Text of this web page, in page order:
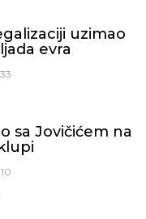
uzimao
evra
sa Jovičićem na